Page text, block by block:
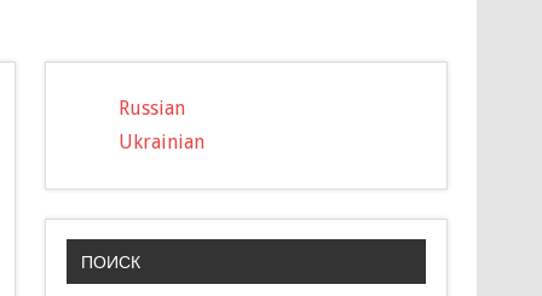
Russian
Ukrainian
ПОИСК